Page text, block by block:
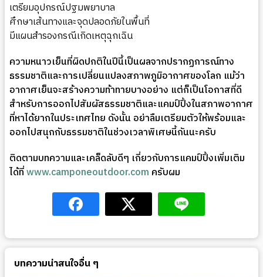
เตรียมอุปกรณ์ปฐมพยาบาล
ศึกษาเส้นทางและจุดปลอดภัยในพื้นที่
มีแผนสำรองกรณีเกิดเหตุฉุกเฉิน
ความหนาวเย็นที่ผิดปกติในปีนี้เป็นผลจากปรากฏการณ์ทาง
ธรรมชาติและการเปลี่ยนแปลงสภาพภูมิอากาศของโลก แม้ว่า
อากาศเย็นจะสร้างความท้าทายบางอย่าง แต่ก็เป็นโอกาสที่ดี
สำหรับการออกไปสัมผัสธรรมชาติและแคมป์ปิ้งในสภาพอากาศ
ที่หาได้ยากในประเทศไทย ดังนั้น อย่าลืมเตรียมตัวให้พร้อมและ
ออกไปสนุกกับธรรมชาติในช่วงเวลาพิเศษนี้กันนะครับ
ติดตามบทความและเคล็ดลับดีๆ เกี่ยวกับการแคมป์ปิ้งเพิ่มเติม
ได้ที่www.camponeoutdoor.com ครับผม
บทความน่าสนใจอื่น ๆ